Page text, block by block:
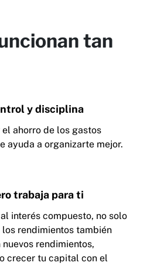
tan
y disciplina
el ahorro de los gastos
ayuda a organizarte mejor.
trabaja para ti
interés compuesto, no solo
los rendimientos también
nuevos rendimientos,
crecer tu capital con el